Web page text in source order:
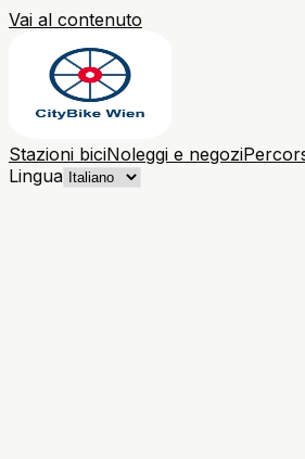
Vai al contenuto
Stazioni biciNoleggi e negozi
Lingua